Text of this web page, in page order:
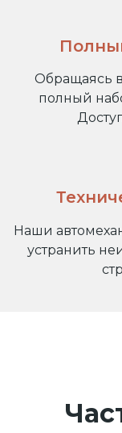
Обращаясь
полный
Наши
устранить